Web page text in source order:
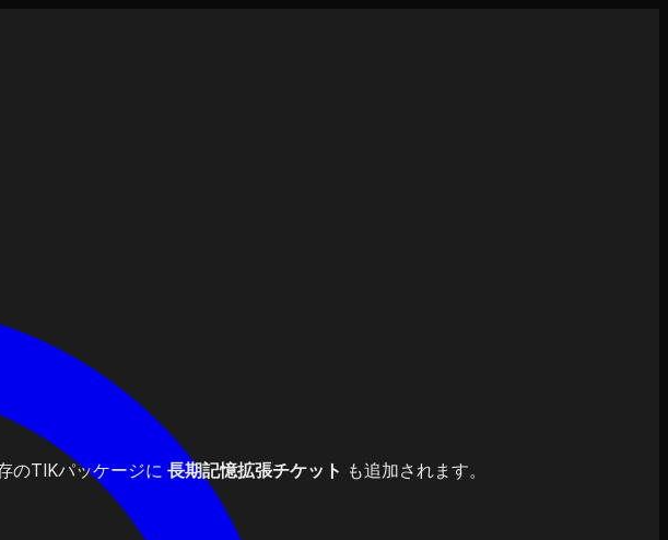
のTIKパッケージに 長期記憶拡張チケット も追加されます。